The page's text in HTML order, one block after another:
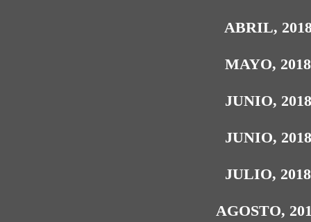
ABRIL,
MAYO, 2018
JUNIO, 2018
JUNIO, 2018
JULIO, 2018
AGOSTO,